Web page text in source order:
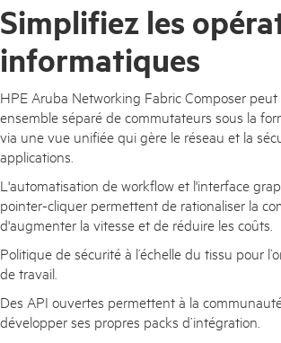
Simplifiez les
informatiques
HPE Aruba Networking Fabric Composer
ensemble séparé de commutateurs sous la
via une vue unifiée qui gère le réseau et la
applications.
L'automatisation de workflow et l'interface
pointer-cliquer permettent de rationaliser la
d'augmenter la vitesse et de réduire les coûts.
Politique de sécurité à l’échelle du tissu pour
de travail.
Des API ouvertes permettent à la
développer ses propres packs d’intégration.